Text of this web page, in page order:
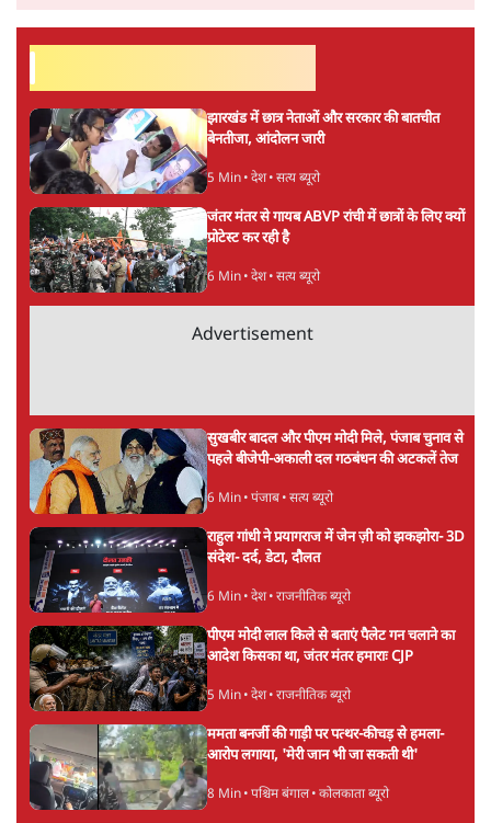
झारखंड में छात्र नेताओं और सरकार की बातचीत
बेनतीजा, आंदोलन जारी
5 Min• देश• सत्य ब्यूरो
जंतर मंतर से गायब ABVP रांची में छात्रों के लिए क्यों
प्रोटेस्ट कर रही है
6 Min• देश• सत्य ब्यूरो
Advertisement
सुखबीर बादल और पीएम मोदी मिले, पंजाब चुनाव से
पहले बीजेपी-अकाली दल गठबंधन की अटकलें तेज
6 Min• पंजाब• सत्य ब्यूरो
राहुल गांधी ने प्रयागराज में जेन ज़ी को झकझोरा- 3D
संदेश- दर्द, डेटा, दौलत
6 Min• देश• राजनीतिक ब्यूरो
पीएम मोदी लाल किले से बताएं पैलेट गन चलाने का
आदेश किसका था, जंतर मंतर हमाराः CJP
5 Min• देश• राजनीतिक ब्यूरो
ममता बनर्जी की गाड़ी पर पत्थर-कीचड़ से हमला-
आरोप लगाया, 'मेरी जान भी जा सकती थी'
8 Min• पश्चिम बंगाल• कोलकाता ब्यूरो